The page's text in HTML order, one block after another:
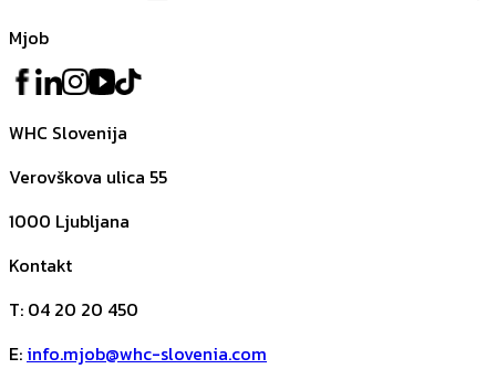
Mjob
WHC Slovenija
Verovškova ulica 55
1000 Ljubljana
Kontakt
T: 04 20 20 450
E: info.mjob@whc-slovenia.com